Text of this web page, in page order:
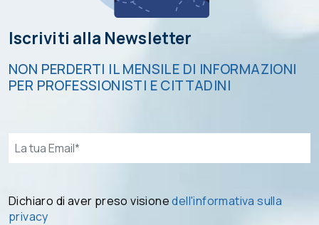
Iscriviti alla Newsletter
NON PERDERTI IL MENSILE DI INFORMAZIONI
PER PROFESSIONISTI E CITTADINI
Email*
Dichiaro di aver preso visionedell'informativa sulla
privacy